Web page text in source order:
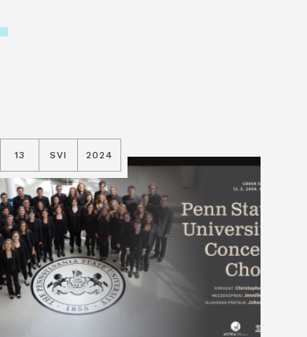
13 SVI 2024